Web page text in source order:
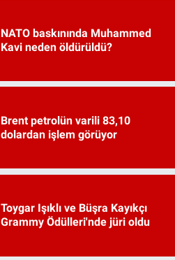
NATO baskınında Muhammed
Kavi neden öldürüldü?
Brent petrolün varili 83,10
dolardan işlem görüyor
Toygar Işıklı ve Büşra Kayıkçı
Grammy Ödülleri'nde jüri oldu